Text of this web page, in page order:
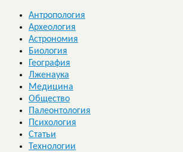
Антропология
Археология
Астрономия
Биология
География
Лженаука
Медицина
Общество
Палеонтология
Психология
Статьи
Технологии